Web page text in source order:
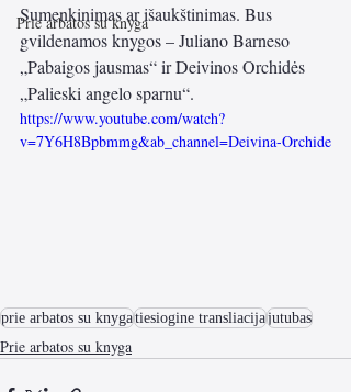
Prie arbatos su knyga
Sumenkinimas ar išaukštinimas. Bus
gvildenamos knygos – Juliano Barneso
„Pabaigos jausmas“ ir Deivinos Orchidės
„Palieski angelo sparnu“.
https://www.youtube.com/watch?
v=7Y6H8Bpbmmg&ab_channel=Deivina-Orchide
prie arbatos su knygatiesiogine transliacijajutubas
Prie arbatos su knyga